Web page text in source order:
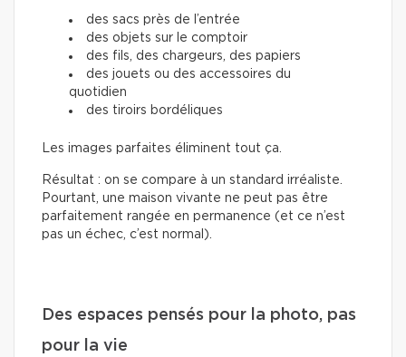
des sacs près de l’entrée
des objets sur le comptoir
des fils, des chargeurs, des papiers
des jouets ou des accessoires du
quotidien
des tiroirs bordéliques
Les images parfaites éliminent tout ça.
Résultat : on se compare à un standard irréaliste.
Pourtant, une maison vivante ne peut pas être
parfaitement rangée en permanence (et ce n’est
pas un échec, c’est normal).
Des espaces pensés pour la photo, pas
pour la vie